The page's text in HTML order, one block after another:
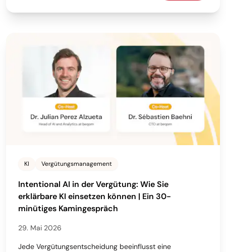
KI Vergütungsmanagement
Intentional AI in der Vergütung: Wie Sie
erklärbare KI einsetzen können | Ein 30-
minütiges Kamingespräch
29. Mai 2026
Jede Vergütungsentscheidung beeinflusst eine